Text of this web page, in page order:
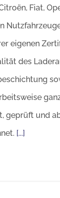
Fiat,
eigenen
des
geprüft und
[...]